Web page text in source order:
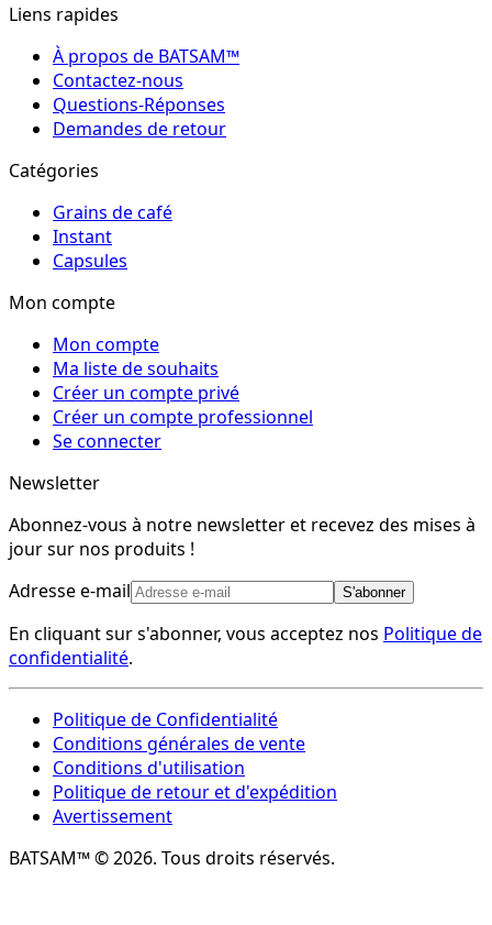
Liens rapides
À propos de BATSAM™
Contactez-nous
Questions-Réponses
Demandes de retour
Catégories
Grains de café
Instant
Capsules
Mon compte
Mon compte
Ma liste de souhaits
Créer un compte privé
Créer un compte professionnel
Se connecter
Newsletter
Abonnez-vous à notre newsletter et recevez des mises à
jour sur nos produits !
Adresse e-mail
S'abonner
En cliquant sur s'abonner, vous acceptez nos Politique de
confidentialité.
Politique de Confidentialité
Conditions générales de vente
Conditions d'utilisation
Politique de retour et d'expédition
Avertissement
BATSAM™ © 2026. Tous droits réservés.